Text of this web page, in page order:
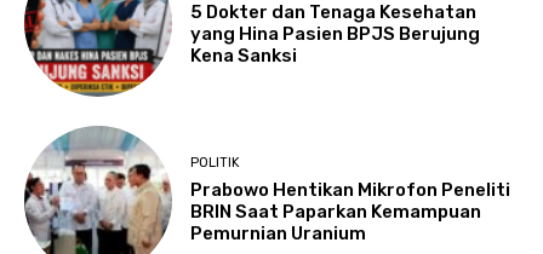
5 Dokter dan Tenaga Kesehatan
yang Hina Pasien BPJS Berujung
Kena Sanksi
POLITIK
Prabowo Hentikan Mikrofon Peneliti
BRIN Saat Paparkan Kemampuan
Pemurnian Uranium